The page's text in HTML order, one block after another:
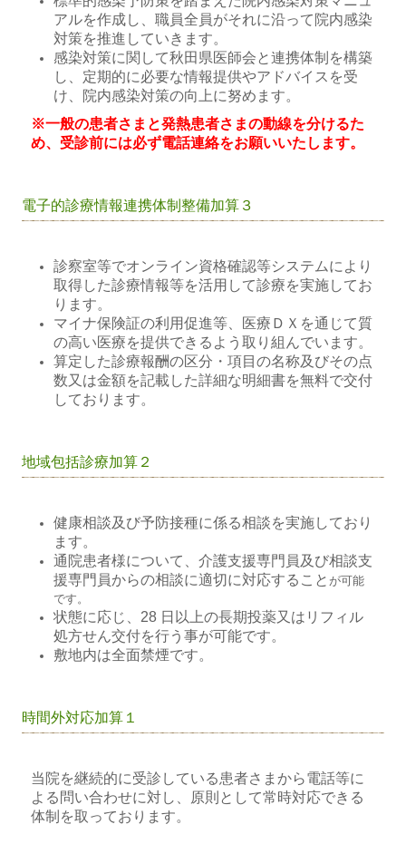
アルを作成し、職員全員がそれに沿って院内感染
対策を推進していきます。
感染対策に関して秋田県医師会と連携体制を構築
し、定期的に必要な情報提供やアドバイスを受
け、院内感染対策の向上に努めます。
※一般の患者さまと発熱患者さまの動線を分けるた
め、受診前には必ず電話連絡をお願いいたします。
電子的診療情報連携体制整備加算３
診察室等でオンライン資格確認等システムにより
取得した診療情報等を活用して診療を実施してお
ります。
マイナ保険証の利用促進等、医療ＤＸを通じて質
の高い医療を提供できるよう取り組んでいます。
算定した診療報酬の区分・項目の名称及びその点
数又は金額を記載した詳細な明細書を無料で交付
しております。
地域包括診療加算２
健康相談及び予防接種に係る相談を実施しており
ます。
通院患者様について、介護支援専門員及び相談支
援専門員からの相談に適切に対応すること が可能
です。
状態に応じ、28 日以上の長期投薬又はリフィル
処方せん交付を行う事が可能です。
敷地内は全面禁煙です。
時間外対応加算１
当院を継続的に受診している患者さまから電話等に
よる問い合わせに対し、原則として常時対応できる
体制を取っております。